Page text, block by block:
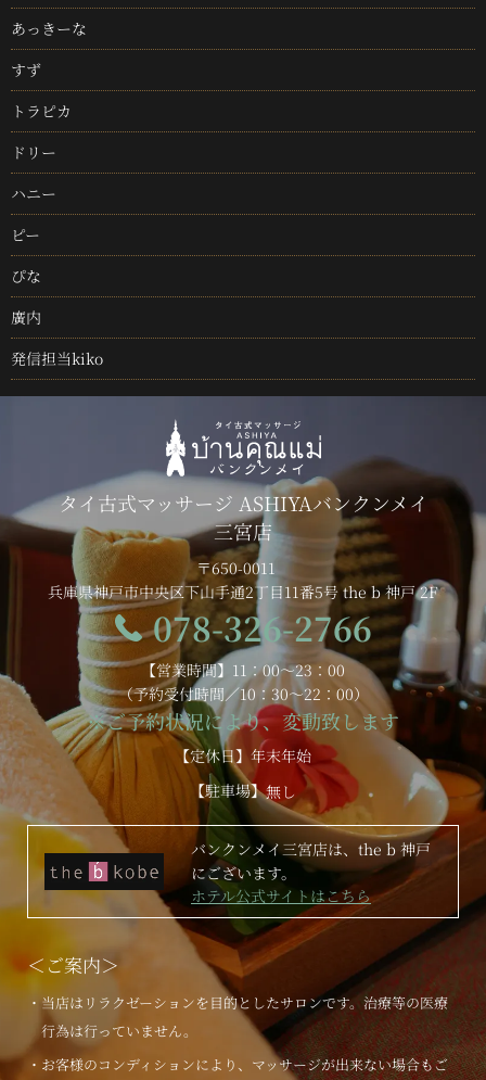
あっきーな
すず
トラピカ
ドリー
ハニー
ピー
ぴな
廣内
発信担当kiko
タイ古式マッサージ ASHIYAバンクンメイ
三宮店
〒650-0011
兵庫県神戸市中央区下山手通2丁目11番5号 the b 神戸 2F
078-326-2766
【営業時間】11：00～23：00
（予約受付時間／10：30～22：00）
※ご予約状況により、変動致します
【定休日】年末年始
【駐車場】無し
バンクンメイ三宮店は、the b 神戸
にございます。
ホテル公式サイトはこちら
＜ご案内＞
・当店はリラクゼーションを目的としたサロンです。治療等の医療
行為は行っていません。
・お客様のコンディションにより、マッサージが出来ない場合もご